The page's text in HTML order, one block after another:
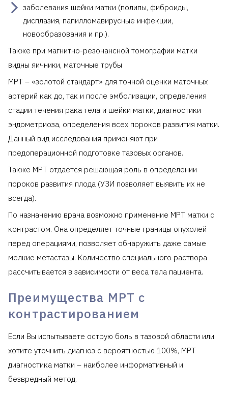
заболевания шейки матки (полипы, фиброиды,
дисплазия, папилломавирусные инфекции,
новообразования и пр.).
Также при магнитно-резонансной томографии матки
видны яичники, маточные трубы
МРТ – «золотой стандарт» для точной оценки маточных
артерий как до, так и после эмболизации, определения
стадии течения рака тела и шейки матки, диагностики
эндометриоза, определения всех пороков развития матки.
Данный вид исследования применяют при
предоперационной подготовке тазовых органов.
Также МРТ отдается решающая роль в определении
пороков развития плода (УЗИ позволяет выявить их не
всегда).
По назначению врача возможно применение МРТ матки с
контрастом. Она определяет точные границы опухолей
перед операциями, позволяет обнаружить даже самые
мелкие метастазы. Количество специального раствора
рассчитывается в зависимости от веса тела пациента.
Преимущества МРТ с
контрастированием
Если Вы испытываете острую боль в тазовой области или
хотите уточнить диагноз с вероятностью 100%, МРТ
диагностика матки – наиболее информативный и
безвредный метод.